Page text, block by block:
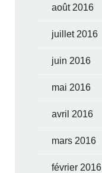
août 2016
juillet 2016
juin 2016
mai 2016
avril 2016
mars 2016
février 2016